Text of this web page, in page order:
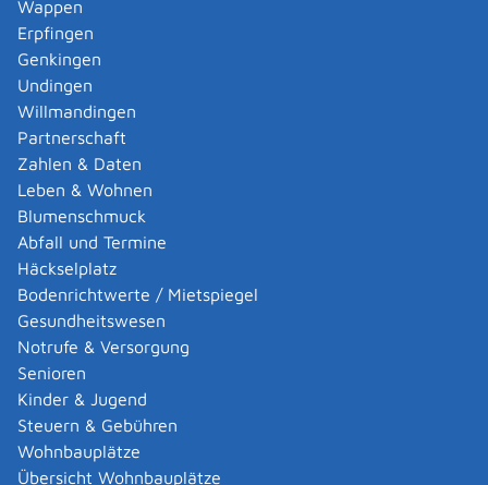
Wappen
Erpfingen
Genkingen
Undingen
Willmandingen
Partnerschaft
Zahlen & Daten
Leben & Wohnen
Blumenschmuck
Abfall und Termine
Häckselplatz
Bodenrichtwerte / Mietspiegel
Gesundheitswesen
Notrufe & Versorgung
Senioren
Kinder & Jugend
Steuern & Gebühren
Wohnbauplätze
Übersicht Wohnbauplätze
Beurkundung im Geburtenregister beantragen
Adoption eines ausländischen Kindes -
Umwandlung einer schwachen in eine starke
Adoption beantragen
Adoption eines deutschen Kindes - Beurkundung
von Amts wegen
Adoption eines erwachsenen Menschen beantragen
Adoptionspflege eines minderjährigen Kindes
aufnehmen
Adressänderung auf der eID-Karte beantragen
Adressbuch - Eintrag sperren lassen
Akademische Gesundheitsberufe - Anerkennung der
Weiterbildung beantragen
Akademische Grade, Titel und Bezeichnungen bei
anerkannten Spätaussiedlern - Gradumwandlungen
beantragen
Akademische Grade, Titel und Bezeichnungen von
ausländischen Hochschulen führen